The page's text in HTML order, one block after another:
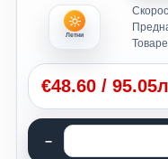
Летни
€48.60 /